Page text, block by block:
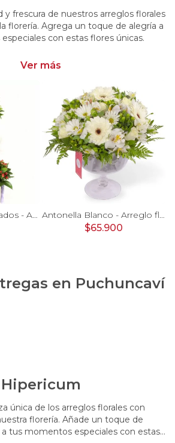
y frescura de nuestros arreglos florales
florería. Agrega un toque de alegría a
con estas flores únicas.
Ver más
Arbolito de enamorados - Arreglo floral con rosas rojas, blancas, hypericum rojo, astromelias y peluches de conejitos Antonella Blanco - Arreglo floral en florero de copa con rosas, gerberas, astromelias y maules color blanco
$65.900
en Puchuncaví
Hipericum
única de los arreglos florales con
florería. Añade un toque de
tus momentos especiales con estas